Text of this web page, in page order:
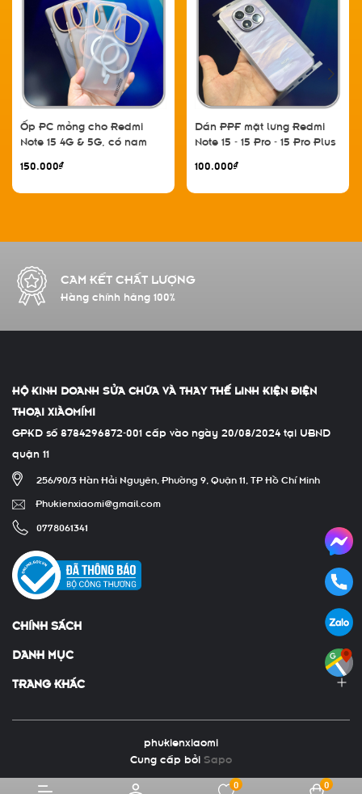
0 0
Ốp PC mỏng cho Redmi
Note 15 4G & 5G, có nam
150.000₫
Dán PPF mặt lưng Redmi
Note 15 - 15 Pro - 15 Pro Plus
100.000₫
CAM KẾT CHẤT LƯỢNG
Hàng chính hãng 100%
HỘ KINH DOANH SỬA CHỮA VÀ THAY THẾ LINH KIỆN ĐIỆN
THOẠI XIÀOMÍMI
GPKD số 8784296872-001 cấp vào ngày 20/08/2024 tại UBND
quận 11
256/90/3 Hàn Hải Nguyên, Phường 9, Quận 11, TP Hồ Chí Minh
Phukienxiaomi@gmail.com
0778061341
CHÍNH SÁCH
DANH MỤC
TRANG KHÁC
phukienxiaomi
Cung cấp bởi Sapo